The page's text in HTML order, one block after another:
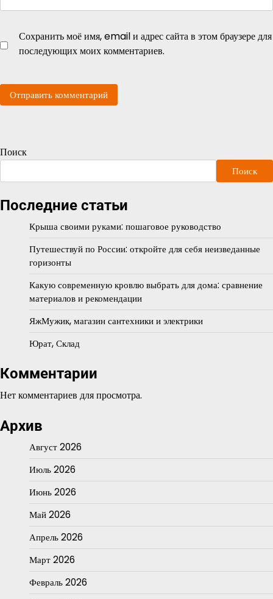
Сохранить моё имя, email и адрес сайта в этом браузере для
последующих моих комментариев.
Поиск
Поиск
Последние статьи
Крыша своими руками: пошаговое руководство
Путешествуй по России: откройте для себя неизведанные
горизонты
Какую современную кровлю выбрать для дома: сравнение
материалов и рекомендации
ЯжМужик, магазин сантехники и электрики
Юрат, Склад
Комментарии
Нет комментариев для просмотра.
Архив
Август 2026
Июль 2026
Июнь 2026
Май 2026
Апрель 2026
Март 2026
Февраль 2026